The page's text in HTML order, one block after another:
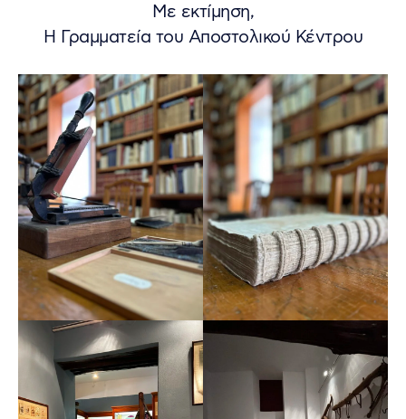
Με εκτίμηση,
Η Γραμματεία του Αποστολικού Κέντρου